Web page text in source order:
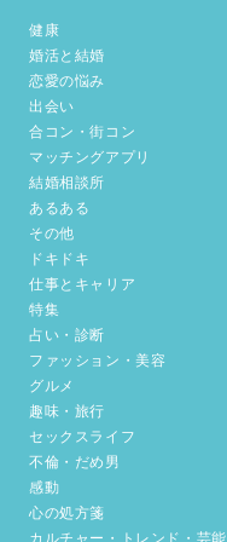
健康
婚活と結婚
恋愛の悩み
出会い
合コン・街コン
マッチングアプリ
結婚相談所
あるある
その他
ドキドキ
仕事とキャリア
特集
占い・診断
ファッション・美容
グルメ
趣味・旅行
セックスライフ
不倫・だめ男
感動
心の処方箋
カルチャー・トレンド・芸能